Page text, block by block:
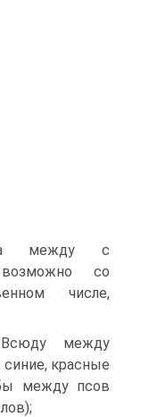
между с
со
числе,
между
красные
между псов